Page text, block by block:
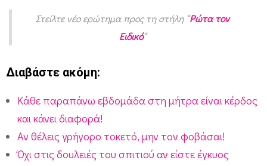
ε
ό
;
Στείλτε νέο ερώτημα προς τη στήλη “Ρώτα τον
Ειδικό“
Διαβάστε ακόμη:
Κάθε παραπάνω εβδομάδα στη μήτρα είναι κέρδος
και κάνει διαφορά!
Αν θέλεις γρήγορο τοκετό, μην τον φοβάσαι!
Όχι στις δουλειές του σπιτιού αν είστε έγκυος